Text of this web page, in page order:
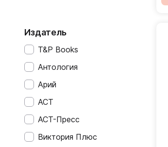
Avance (B2)
Autonome (C1)
Einstieg (A1)
Grundlagen (A2)
Mittelstufe (B1)
Gute Mittelstufe (B2)
Fortgeschrittene (C1)
Издатель
T&P Books
Антология
Арий
АСТ
АСТ-Пресс
Виктория Плюс